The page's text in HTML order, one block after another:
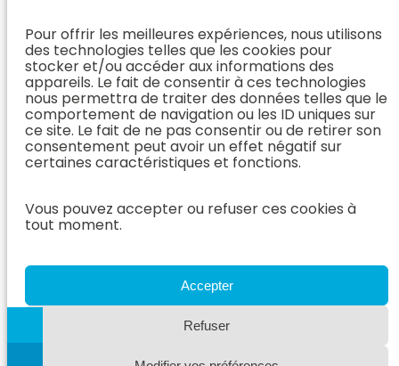
Pour offrir les meilleures expériences, nous utilisons
des technologies telles que les cookies pour
stocker et/ou accéder aux informations des
appareils. Le fait de consentir à ces technologies
nous permettra de traiter des données telles que le
comportement de navigation ou les ID uniques sur
ce site. Le fait de ne pas consentir ou de retirer son
consentement peut avoir un effet négatif sur
certaines caractéristiques et fonctions.
Vous pouvez accepter ou refuser ces cookies à
tout moment.
Accepter
Refuser
Prendre
rendez-vous
Après mon
rendez-vous
Espace
Vétérinaire
cas
Nous rejoindre
AzurVet
(Chirurgie &
Orthopédie)
Dentisterie &
ORL
L’Équipe
Dentisterie &
ORL
(Dentisterie &
ORL)
L’Équipe
Hospitalisation
En Savoir Plus
(Hospitalisation)
Médecine
Interne
En Savoir
Plus
(Médecine
Interne)
Neurologie
Neurologie
(Neurologie)